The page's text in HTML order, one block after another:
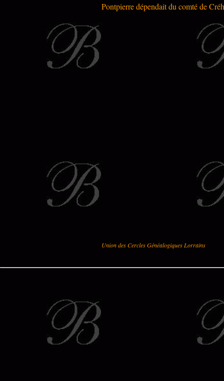
Pontpierre dépendait du comté de
Union des Cercles Généalogiques Lorrains